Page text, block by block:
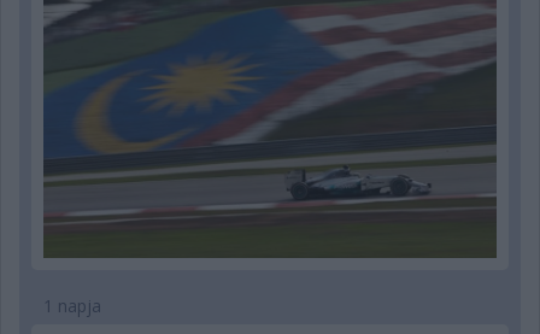
1 napja